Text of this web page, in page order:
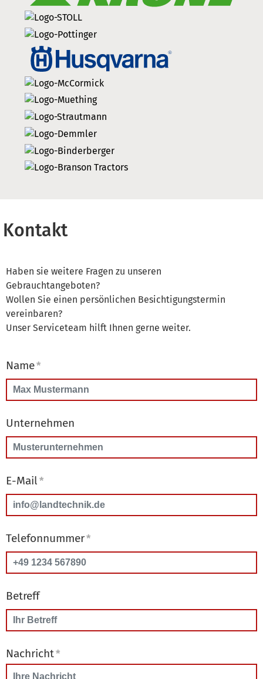
Kontakt
Haben sie weitere Fragen zu unseren
Gebrauchtangeboten?
Wollen Sie einen persönlichen Besichtigungstermin
vereinbaren?
Unser Serviceteam hilft Ihnen gerne weiter.
Name*
Unternehmen
E-Mail*
Telefonnummer*
Betreff
Nachricht*